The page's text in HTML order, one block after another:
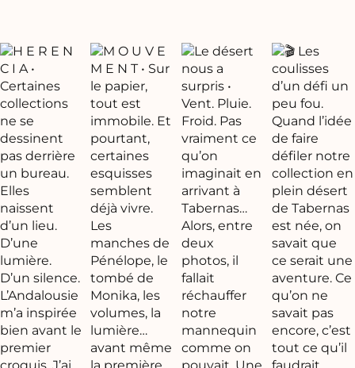
FR EN ES
Accueil
La collection
La marque
Notre showroom
Nos boutiques
Contact